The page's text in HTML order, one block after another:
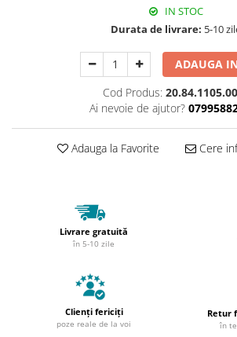
IN STOC
Durata de livrare: 5-10
ADAUGA
Cod Produs: 20.84.1105.00
Ai nevoie de ajutor?
Adauga la Favorite Cere
Livrare gratuită
în 5-10 zile
Clienți fericiți
poze reale de la voi
Retur
în